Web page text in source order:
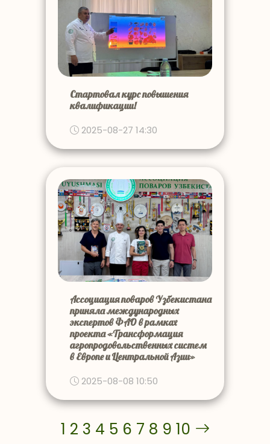
Стартовал курс повышения
квалификации!
2025-08-27 14:30
Ассоциация поваров Узбекистана
приняла международных
экспертов ФАО в рамках
проекта «Трансформация
агропродовольственных систем
в Европе и Центральной Азии»
2025-08-08 10:50
1 2 3 4 5 6 7 8 9 10